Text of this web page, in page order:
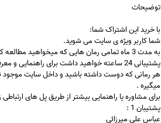
توضیحات
با خرید ایناشتراک شما:
شما کاربر ویژه ی سایت می شوید.
به مدت 3 ماه تمامی رمان هایی که میخواهید مطالعه کنید به صورت رایگان بدون پرداخت هیچ مبلغی در اختیار شما خواهد بود.
پشتیبانی 24 ساعته خواهید داشت برای راهنمایی و معرفی رمان
هر رمانی که دوست داشته باشید و داخل سایت موجود
میگیره .
برای مشاوره یا راهنمایی بیشتر از طریق پل های
پشتیبان 1 :
عباس علی میرزائی